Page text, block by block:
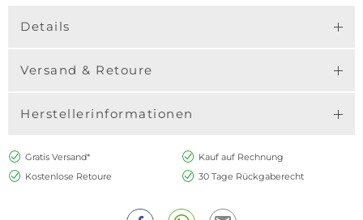
Details
Versand & Retoure
Herstellerinformationen
Gratis Versand*
Kauf auf Rechnung
Kostenlose Retoure
30 Tage Rückgaberecht